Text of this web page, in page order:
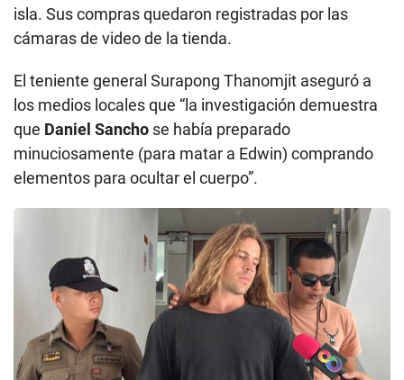
isla. Sus compras quedaron registradas por las
cámaras de video de la tienda.
El teniente general Surapong Thanomjit aseguró a
los medios locales que “la investigación demuestra
que Daniel Sancho se había preparado
minuciosamente (para matar a Edwin) comprando
elementos para ocultar el cuerpo”.